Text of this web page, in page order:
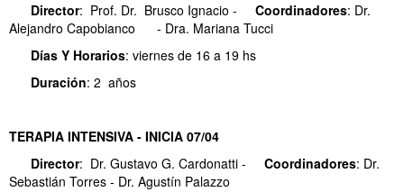
Director: Prof. Dr. Brusco Ignacio - Coordinadores: Dr.
Alejandro Capobianco - Dra. Mariana Tucci
Días Y Horarios: viernes de 16 a 19 hs
Duración: 2 años
TERAPIA INTENSIVA - INICIA 07/04
Director: Dr. Gustavo G. Cardonatti - Coordinadores: Dr.
Sebastián Torres - Dr. Agustín Palazzo